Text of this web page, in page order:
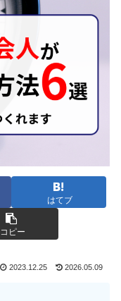
はてブ
コピー
2023.12.25 2026.05.09